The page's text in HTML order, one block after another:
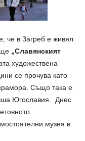
че в Загреб е живял
„Славянският
художествена
се прочува като
Също така е
Югославия. Днес
музея в